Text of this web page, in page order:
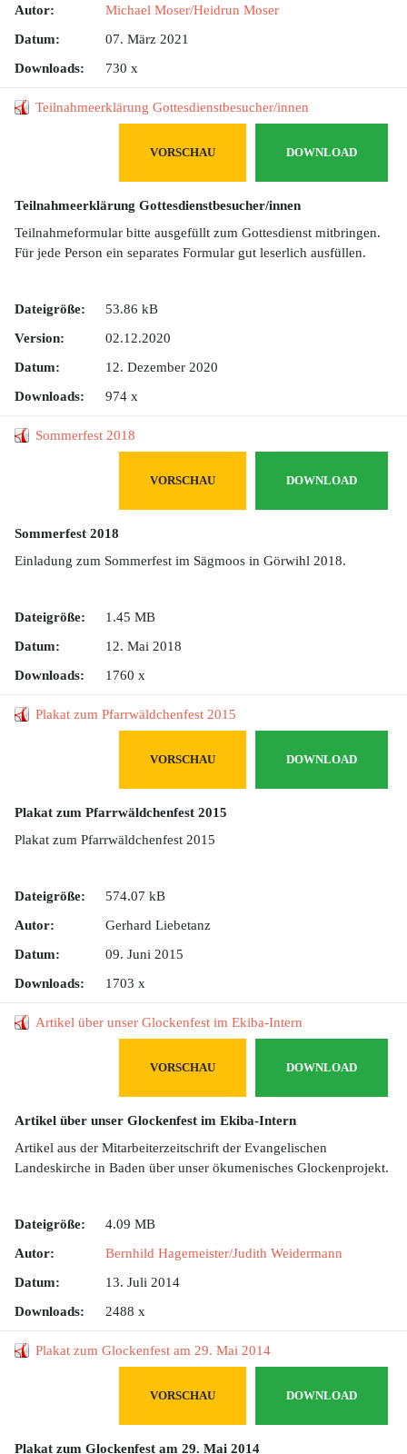
Autor:
Michael Moser/Heidrun Moser
Datum:
07. März 2021
Downloads:
730 x
Teilnahmeerklärung Gottesdienstbesucher/innen
DOWNLOAD
VORSCHAU
Teilnahmeerklärung Gottesdienstbesucher/innen
Teilnahmeformular bitte ausgefüllt zum Gottesdienst mitbringen.
Für jede Person ein separates Formular gut leserlich ausfüllen.
Dateigröße:
53.86 kB
Version:
02.12.2020
Datum:
12. Dezember 2020
Downloads:
974 x
Sommerfest 2018
DOWNLOAD
VORSCHAU
Sommerfest 2018
Einladung zum Sommerfest im Sägmoos in Görwihl 2018.
Dateigröße:
1.45 MB
Datum:
12. Mai 2018
Downloads:
1760 x
Plakat zum Pfarrwäldchenfest 2015
DOWNLOAD
VORSCHAU
Plakat zum Pfarrwäldchenfest 2015
Plakat zum Pfarrwäldchenfest 2015
Dateigröße:
574.07 kB
Autor:
Gerhard Liebetanz
Datum:
09. Juni 2015
Downloads:
1703 x
Artikel über unser Glockenfest im Ekiba-Intern
DOWNLOAD
VORSCHAU
Artikel über unser Glockenfest im Ekiba-Intern
Artikel aus der Mitarbeiterzeitschrift der Evangelischen
Landeskirche in Baden über unser ökumenisches Glockenprojekt.
Dateigröße:
4.09 MB
Autor:
Bernhild Hagemeister/Judith Weidermann
Datum:
13. Juli 2014
Downloads:
2488 x
Plakat zum Glockenfest am 29. Mai 2014
DOWNLOAD
VORSCHAU
Plakat zum Glockenfest am 29. Mai 2014